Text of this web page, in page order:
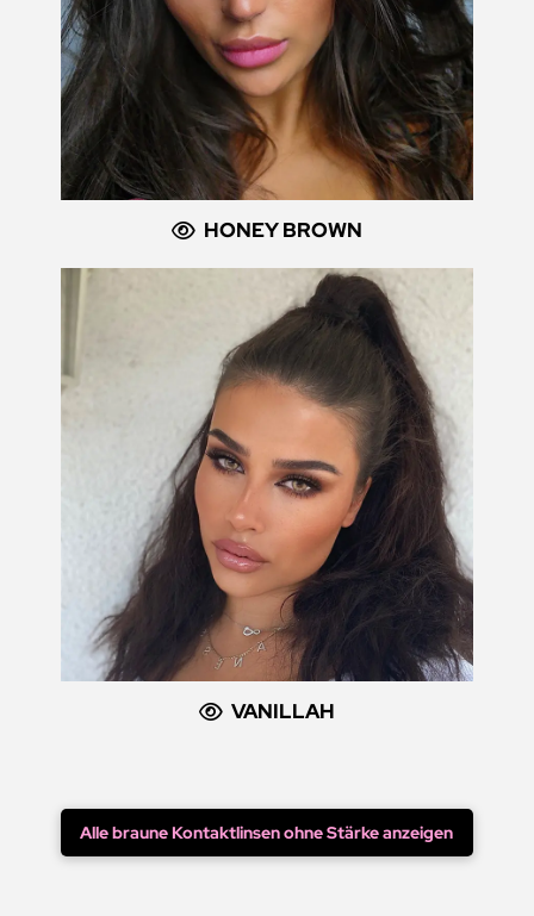
HONEY BROWN
VANILLAH
Alle braune Kontaktlinsen ohne Stärke anzeigen